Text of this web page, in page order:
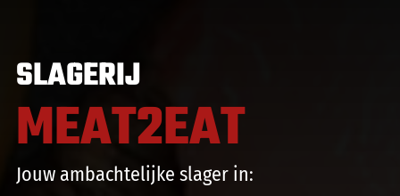
SLAGERIJ
MEAT2EAT
Jouw ambachtelijke slager in: